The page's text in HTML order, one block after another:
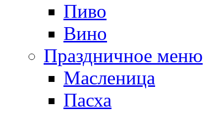
Пиво
Вино
Праздничное меню
Масленица
Пасха